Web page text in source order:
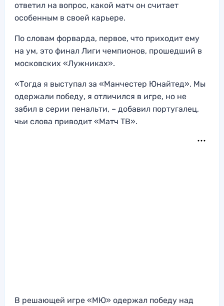
ответил на вопрос, какой матч он считает
особенным в своей карьере.
По словам форварда, первое, что приходит ему
на ум, это финал Лиги чемпионов, прошедший в
московских «Лужниках».
«Тогда я выступал за «Манчестер Юнайтед». Мы
одержали победу, я отличился в игре, но не
забил в серии пенальти, – добавил португалец,
чьи слова приводит «Матч ТВ».
В решающей игре «МЮ» одержал победу над